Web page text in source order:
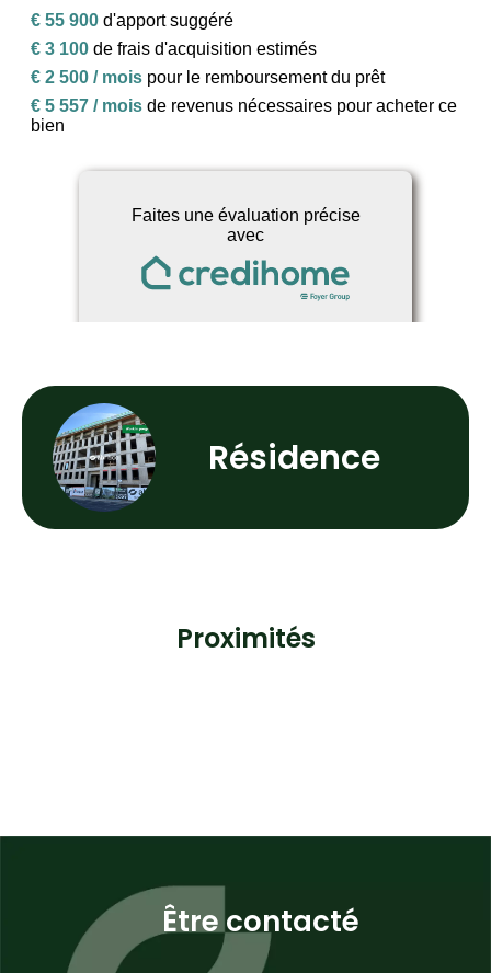
Résidence
Proximités
Être contacté